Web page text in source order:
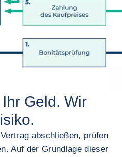
Geld. Wir
abschließen, prüfen
Auf der Grundlage dieser